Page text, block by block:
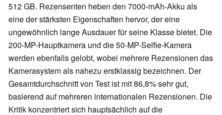
512 GB. Rezensenten heben den 7000-mAh-Akku als
eine der stärksten Eigenschaften hervor, der eine
ungewöhnlich lange Ausdauer für seine Klasse bietet. Die
200-MP-Hauptkamera und die 50-MP-Selfie-Kamera
werden ebenfalls gelobt, wobei mehrere Rezensionen das
Kamerasystem als nahezu erstklassig bezeichnen. Der
Gesamtdurchschnitt von Test ist mit 86,8% sehr gut,
basierend auf mehreren internationalen Rezensionen. Die
Kritik konzentriert sich hauptsächlich auf die